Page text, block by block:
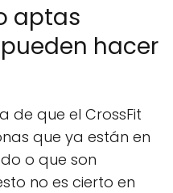
aptas
hacer
de que el CrossFit
que ya están en
o que son
no es cierto en